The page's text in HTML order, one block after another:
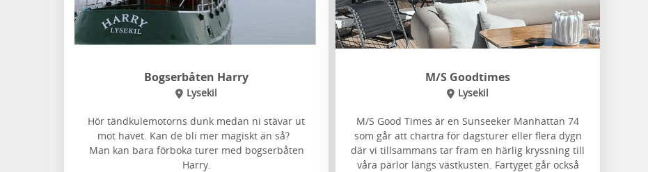
Bogserbåten Harry
Lysekil
Hör tändkulemotorns dunk medan ni stävar ut
mot havet. Kan de bli mer magiskt än så?
Man kan bara förboka turer med bogserbåten
Harry.
M/S Goodtimes
Lysekil
M/S Good Times är en Sunseeker Manhattan 74
som går att chartra för dagsturer eller flera dygn
där vi tillsammans tar fram en härlig kryssning till
våra pärlor längs västkusten. Fartyget går också